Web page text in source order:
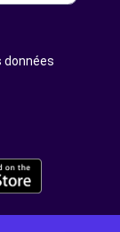
données